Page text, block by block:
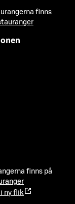
finns
finns på
i ny flik